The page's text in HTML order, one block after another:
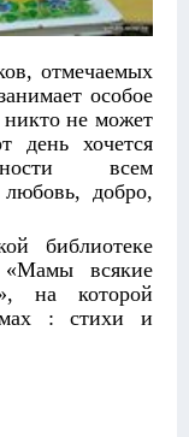
отмечаемых
особое
не может
день хочется
всем
добро,
библиотеке
«Мамы всякие
на которой
: стихи и